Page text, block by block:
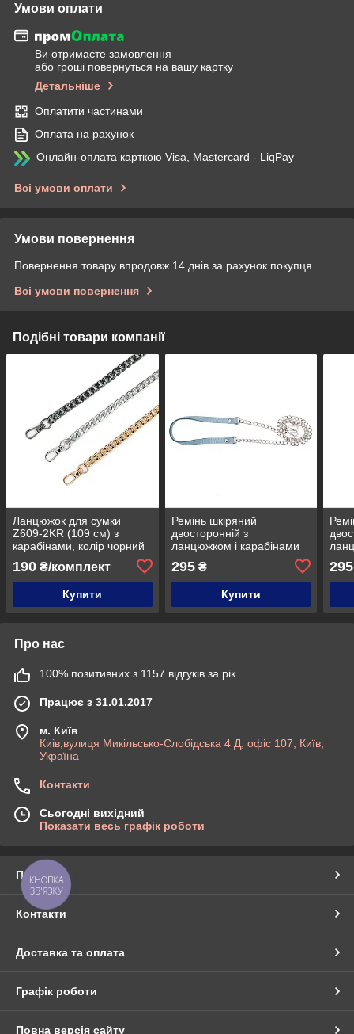
Умови оплати
Ви отримаєте замовлення
або гроші повернуться на вашу картку
Детальніше
Оплатити частинами
Оплата на рахунок
Онлайн-оплата карткою Visa, Mastercard - LiqPay
Всі умови оплати
Умови повернення
Повернення товару впродовж 14 днів за рахунок покупця
Всі умови повернення
Подібні товари компанії
Ланцюжок для сумки
Z609-2KR (109 см) з
карабінами, колір чорний
190 ₴/комплект
Купити
Ремінь шкіряний
двосторонній з
ланцюжком і карабінами
(125 см), колір Небесна
рептілія LUX
295₴
Купити
295
Про нас
100% позитивних з 1157 відгуків за рік
Працює з 31.01.2017
м. Київ
Киів,вулиця Микільсько-Слобідська 4 Д, офіс 107, Київ,
Україна
Контакти
Сьогодні вихідний
Показати весь графік роботи
Про нас
Контакти
Доставка та оплата
Графік роботи
Повна версія сайту
КНОПКА
ЗВ'ЯЗКУ